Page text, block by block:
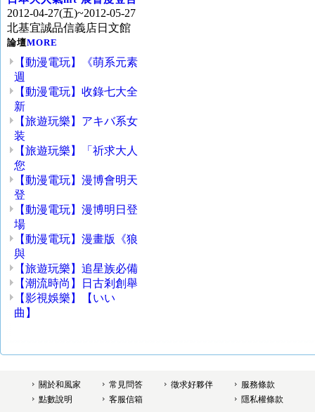
2012-04-27(五)~2012-05-27
北基宜誠品信義店日文館
論壇MORE
【動漫電玩】《萌系元素
週
【動漫電玩】收錄七大全
新
【旅遊玩樂】アキバ系女
装
【旅遊玩樂】「祈求大人
您
【動漫電玩】漫博會明天
登
【動漫電玩】漫博明日登
場
【動漫電玩】漫畫版《狼
與
【旅遊玩樂】追星族必備
【潮流時尚】日古剎創舉
【影視娛樂】【いい
曲】
關於和風家
點數說明
常見問答
客服信箱
徵求好夥伴
服務條款
隱私權條款